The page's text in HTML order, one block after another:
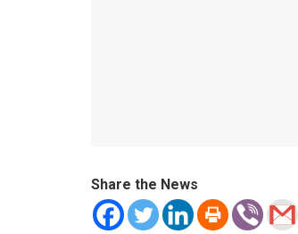
Share the News